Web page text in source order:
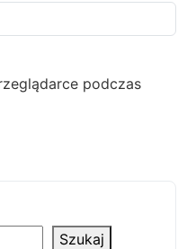
podczas
Szukaj